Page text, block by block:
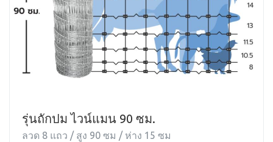
รุ่นถักปม ไวน์แมน 90 ซม.
ลวด 8 แถว / สูง 90 ซม / ห่าง 15 ซม